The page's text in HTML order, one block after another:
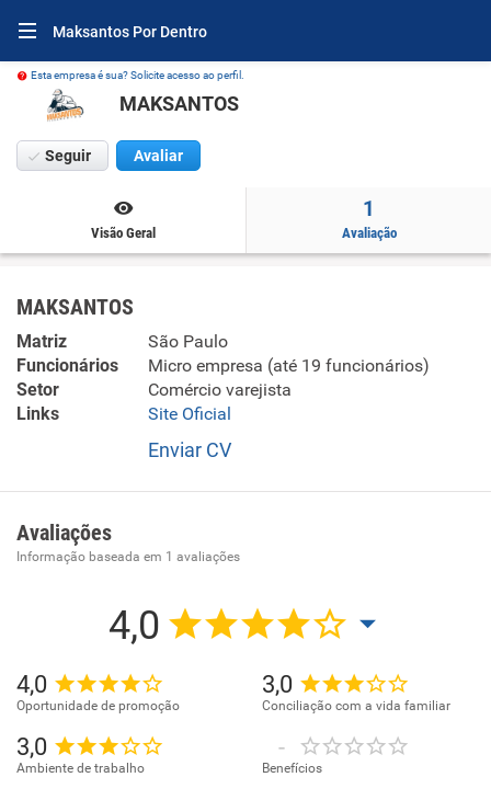
Maksantos Por Dentro
Esta empresa é sua? Solicite acesso ao perfil.
MAKSANTOS
Seguir Avaliar
Visão Geral
1
Avaliação
MAKSANTOS
Matriz
São Paulo
Funcionários
Micro empresa (até 19 funcionários)
Setor
Comércio varejista
Links
Site Oficial
Enviar CV
Comércio varejista de ferragens e ferramentas. . . . . . . .
Avaliações
Informação baseada em 1 avaliações
4,0
4,0
Oportunidade de promoção
3,0
Conciliação com a vida familiar
3,0
Ambiente de trabalho
-
Benefícios